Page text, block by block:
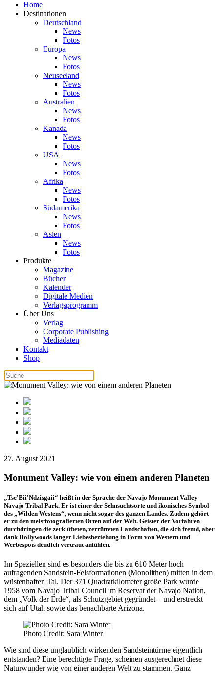
Home
Destinationen
Deutschland
News
Fotos
Europa
News
Fotos
Neuseeland
News
Fotos
Australien
News
Fotos
Kanada
News
Fotos
USA
News
Fotos
Afrika
News
Fotos
Südamerika
News
Fotos
Asien
News
Fotos
Produkte
Magazine
Bücher
Kalender
Digitale Medien
Verlagsprogramm
Über Uns
Verlag
Corporate Publishing
Mediadaten
Kontakt
Shop
27. August 2021
Monument Valley: wie von einem anderen Planeten
„Tse'Bii'Ndzisgaii“ heißt in der Sprache der Navajo Monument Valley
Navajo Tribal Park. Er ist einer der Sehnsuchtsorte und ikonisches Symbol
des „Wilden Westens“, wenn nicht sogar des ganzen Landes. Zudem gehört
er zu den meistfotografierten Orten auf der Welt. Geister der Vorfahren
durchdringen die zerklüfteten, zerrütteten Landschaften, die sich fremd, aber
dank Hollywoods langer Liebesbeziehung in Form von Western und
Werbespots deutlich vertraut anfühlen.
Im Speziellen sind es besonders die bis zu 610 Meter hoch
aufragenden Sandstein-Felsformationen (Monolithen) mitten in dem
wüstenhaften Tal. Der 371 Quadratkilometer große Park wurde
1958 vom Navajo Tribal Council im Reservat der Navajo Nation,
dem „Volk der Erde“, als Schutzgebiet gegründet – und erstreckt
sich auf Utah sowie das benachbarte Arizona.
Photo Credit: Sara Winter
Wie sind diese unglaublich wirkenden Sandsteintürme eigentlich
entstanden? Eine berechtigte Frage, scheinen ausgerechnet diese
Naturwunder wie von einer anderen Welt zu stammen. Ganz